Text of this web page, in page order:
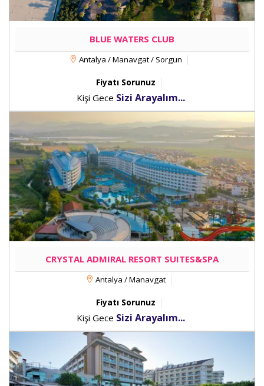
BLUE WATERS CLUB
Antalya / Manavgat / Sorgun
Fiyatı Sorunuz
Kişi Gece Sizi Arayalım...
CRYSTAL ADMIRAL RESORT SUITES&SPA
Antalya / Manavgat
Fiyatı Sorunuz
Kişi Gece Sizi Arayalım...